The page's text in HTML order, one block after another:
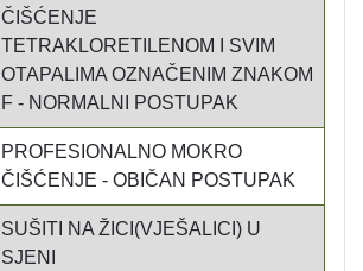
ČIŠĆENJE
TETRAKLORETILENOM I SVIM
OTAPALIMA OZNAČENIM ZNAKOM
F - NORMALNI POSTUPAK
PROFESIONALNO MOKRO
ČIŠĆENJE - OBIČAN POSTUPAK
SUŠITI NA ŽICI(VJEŠALICI) U
SJENI